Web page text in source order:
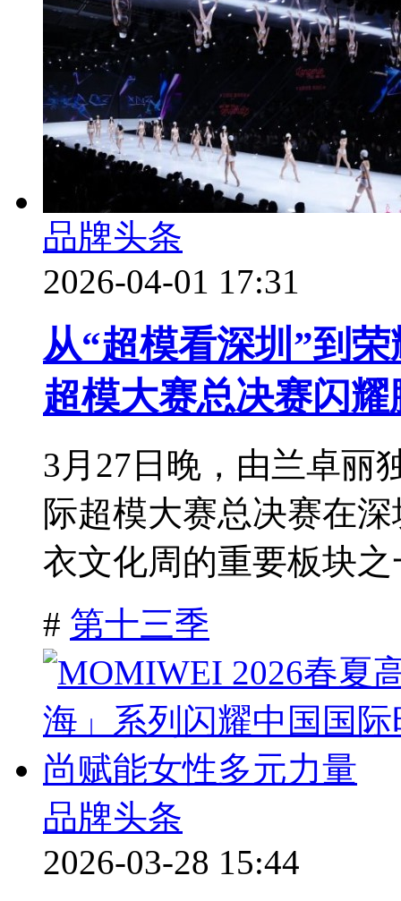
品牌头条
2026-04-01 17:31
从“超模看深圳”到
超模大赛总决赛闪耀
3月27日晚，由兰卓丽
际超模大赛总决赛在
衣文化周的重要板块之
# 第十三季
品牌头条
2026-03-28 15:44